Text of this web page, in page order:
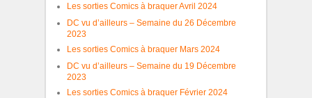
Les sorties Comics à braquer Avril 2024
DC vu d’ailleurs – Semaine du 26 Décembre
2023
Les sorties Comics à braquer Mars 2024
DC vu d’ailleurs – Semaine du 19 Décembre
2023
Les sorties Comics à braquer Février 2024